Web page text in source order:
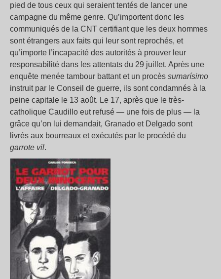
pied de tous ceux qui seraient tentés de lancer une
campagne du même genre. Qu’importent donc les
communiqués de la CNT certifiant que les deux hommes
sont étrangers aux faits qui leur sont reprochés, et
qu’importe l’incapacité des autorités à prouver leur
responsabilité dans les attentats du 29 juillet. Après une
enquête menée tambour battant et un procès sumarísimo
instruit par le Conseil de guerre, ils sont condamnés à la
peine capitale le 13 août. Le 17, après que le très-
catholique Caudillo eut refusé — une fois de plus — la
grâce qu’on lui demandait, Granado et Delgado sont
livrés aux bourreaux et exécutés par le procédé du
garrote vil.